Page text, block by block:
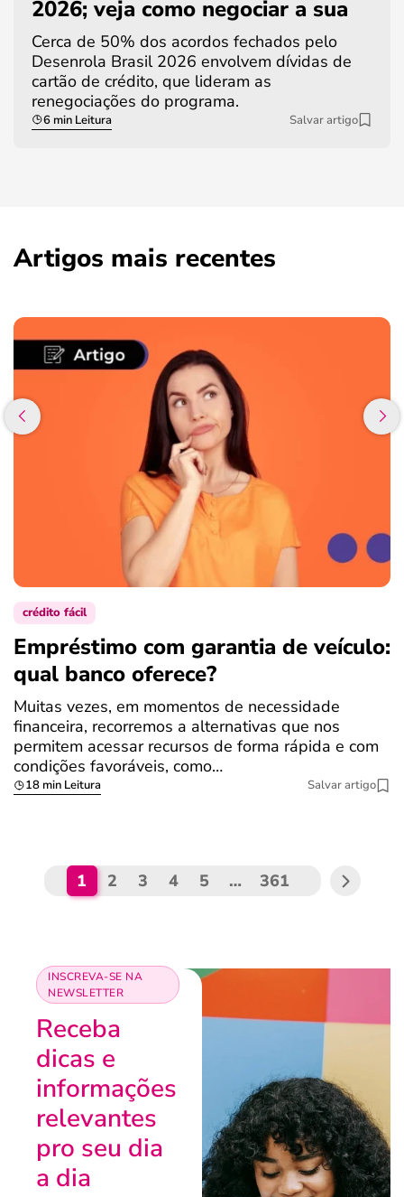
2026; veja como negociar a sua
Cerca de 50% dos acordos fechados pelo
Desenrola Brasil 2026 envolvem dívidas de
cartão de crédito, que lideram as
renegociações do programa.
6 min Leitura Salvar artigo
Artigos mais recentes
crédito fácil
Empréstimo com garantia de veículo:
qual banco oferece?
Muitas vezes, em momentos de necessidade
financeira, recorremos a alternativas que nos
permitem acessar recursos de forma rápida e com
condições favoráveis, como…
18 min Leitura Salvar artigo
1 2 3 4 5 … 361
INSCREVA-SE NA
NEWSLETTER
Receba
dicas e
informações
relevantes
pro seu dia
a dia